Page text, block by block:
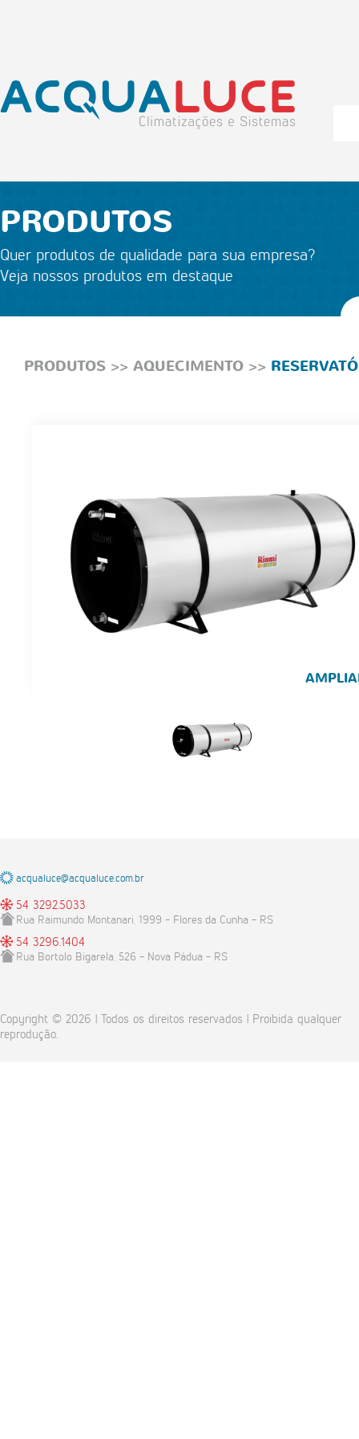
PRODUTOS
Quer produtos de qualidade para sua empresa?
Veja nossos produtos em destaque
PRODUTOS >> AQUECIMENTO >>
acqualuce@acqualuce.com.br
54 3292.5033
Rua Raimundo Montanari, 1999 - Flores da Cunha - RS
54 3296.1404
Rua Bortolo Bigarela, 526 - Nova Pádua - RS
Copyright © 2026 | Todos os direitos reservados | Proibida qualquer
reprodução.